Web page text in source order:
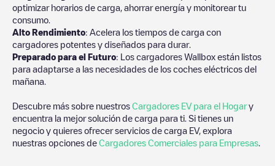
optimizar horarios de carga, ahorrar energía y monitorear tu
consumo.
Alto Rendimiento: Acelera los tiempos de carga con
cargadores potentes y diseñados para durar.
Preparado para el Futuro: Los cargadores Wallbox están listos
para adaptarse a las necesidades de los coches eléctricos del
mañana.
Descubre más sobre nuestros Cargadores EV para el Hogary
encuentra la mejor solución de carga para ti. Si tienes un
negocio y quieres ofrecer servicios de carga EV, explora
nuestras opciones de Cargadores Comerciales para Empresas